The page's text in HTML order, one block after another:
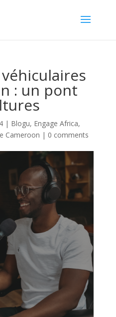
: un pont
| Blogu, Engage Africa,
Cameroon | 0 comments